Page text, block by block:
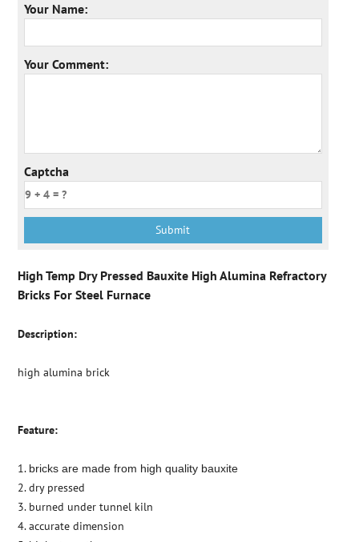
Your Name:
Your Comment:
Captcha
High Temp Dry Pressed Bauxite High Alumina Refractory
Bricks For Steel Furnace
Description:
high alumina brick
Feature:
1. bricks are made from high quality bauxite
2. dry pressed
3. burned under tunnel kiln
4. accurate dimension